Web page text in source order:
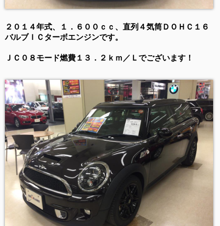
２０１４年式、１．６００ｃｃ、直列４気筒ＤＯＨＣ１６
バルブＩＣターボエンジンです。
ＪＣ０８モード燃費１３．２ｋｍ／Ｌでございます！